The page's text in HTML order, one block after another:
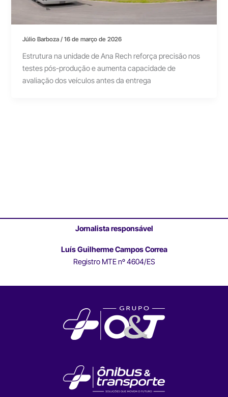
Júlio Barboza/16 de março de 2026
Estrutura na unidade de Ana Rech reforça precisão nos
testes pós-produção e aumenta capacidade de
avaliação dos veículos antes da entrega
Jornalista responsável
Luís Guilherme Campos Correa
Registro MTE nº 4604/ES